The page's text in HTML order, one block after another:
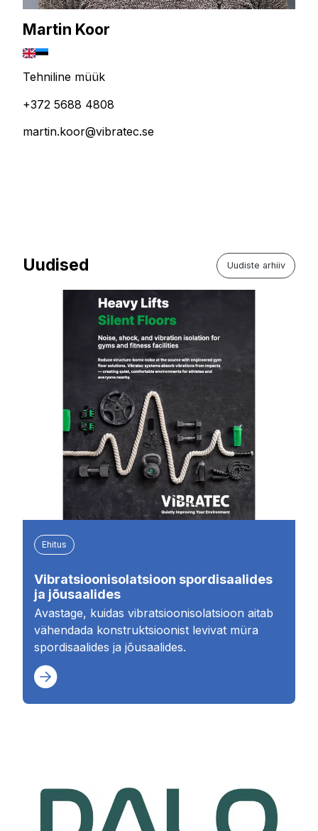
Martin Koor
Tehniline müük
+372 5688 4808
martin.koor@vibratec.se
Uudised Uudiste arhiiv
Ehitus
Vibratsioonisolatsioon spordisaalides
ja jõusaalides
Avastage, kuidas vibratsioonisolatsioon aitab
vähendada konstruktsioonist levivat müra
spordisaalides ja jõusaalides.